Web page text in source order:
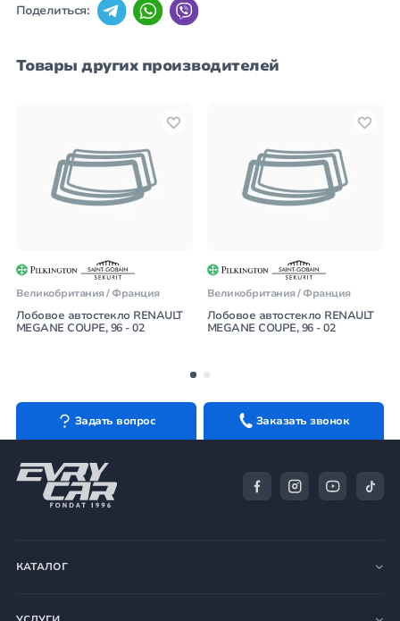
Поделиться:
Товары других производителей
Великобритания / Франция
Лобовое автостекло RENAULT
MEGANE COUPE, 96 - 02
Великобритания / Франция
Лобовое автостекло RENAULT
MEGANE COUPE, 96 - 02
Задать вопрос Заказать звонок
КАТАЛОГ